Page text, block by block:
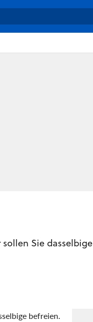
Sie
befreien.